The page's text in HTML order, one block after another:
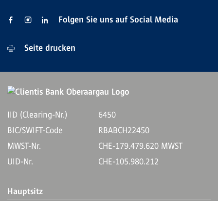
Folgen Sie uns auf Social Media
Seite drucken
IID (Clearing-Nr.)
6450
BIC/SWIFT-Code
RBABCH22450
MWST-Nr.
CHE-179.479.620 MWST
UID-Nr.
CHE-105.980.212
Hauptsitz